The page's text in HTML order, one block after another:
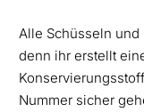
Alle Schüsseln und
denn ihr erstellt
Nummer sicher